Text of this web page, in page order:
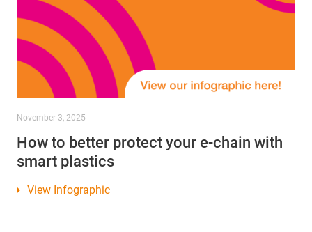
November 3, 2025
How to better protect your e-chain with
smart plastics
View Infographic